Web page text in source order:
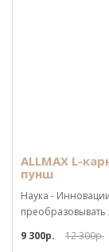
ALLMAX L-
пунш
Наука -
9 300р.
12 300р.